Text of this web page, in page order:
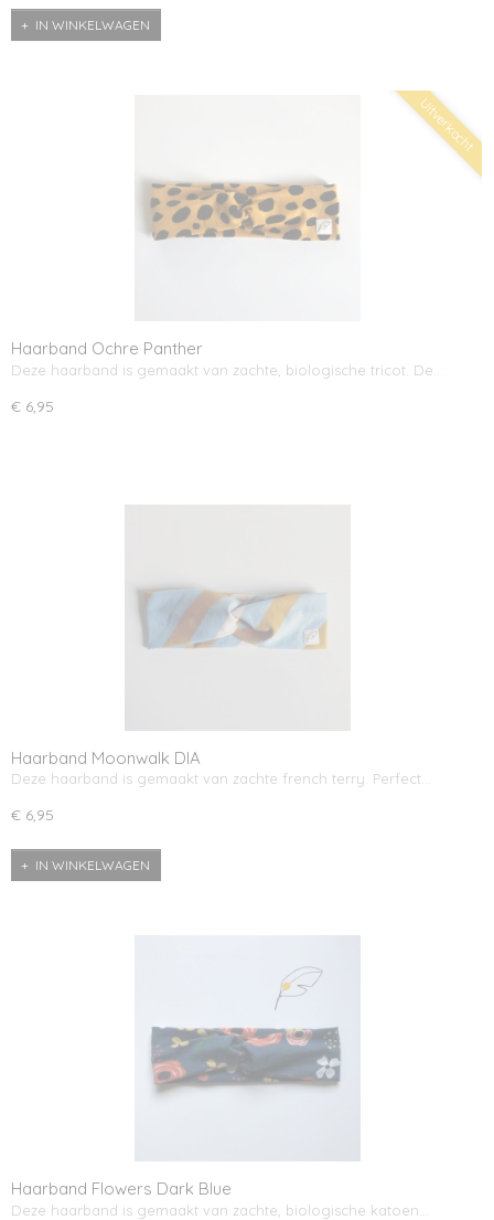
IN WINKELWAGEN
Uitverkocht
Haarband Ochre Panther
Deze haarband is gemaakt van zachte, biologische tricot. De…
€ 6,95
Haarband Moonwalk DIA
Deze haarband is gemaakt van zachte french terry. Perfect…
€ 6,95
IN WINKELWAGEN
Haarband Flowers Dark Blue
Deze haarband is gemaakt van zachte, biologische katoen…